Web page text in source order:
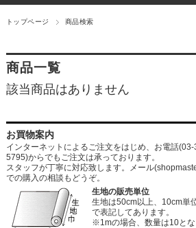
トップページ 商品検索
商品一覧
該当商品はありません
お買物案内
インターネットによるご注文をはじめ、お電話
5795)からでもご注文は承っております。
スタッフが丁寧に対応致します。メール
での購入の相談もどうぞ。
生地の販売単位
生地は50cm以上、10cm単
で表記してあります。
※1mの場合、数量は10とな